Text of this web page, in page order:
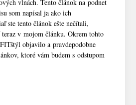
vlnách. Tento článok na podnet
som napísal ja ako ich
ste tento článok ešte nečítali,
teraz v mojom článku. Okrem tohto
objavilo a pravdepodobne
ktoré vám budem s odstupom